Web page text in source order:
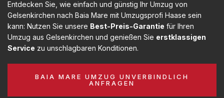
Entdecken Sie, wie einfach und günstig Ihr Umzug von
Gelsenkirchen nach Baia Mare mit Umzugsprofi Haase sein
kann: Nutzen Sie unsere Best-Preis-Garantie für Ihren
Umzug aus Gelsenkirchen und genießen Sie erstklassigen
Service zu unschlagbaren Konditionen.
BAIA MARE UMZUG UNVERBINDLICH
ANFRAGEN